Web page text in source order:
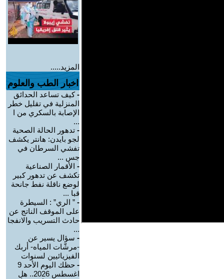
المزيد.....
اخبار الطب والعلوم
-كيف تساعد الحدائق
المنزلية في تقليل خطر
الإصابة بالسكري من ا
...
- تدهور الحالة الصحية
لجو بايدن: هانتر يكشف
تفشي السرطان في
جس ...
- الأقمار الصناعية
تكشف عن تدهور كبير
لوضع ناقلة نفط جانحة
قبا ...
- ” الري” : السيطرة
على الموقف الناتج عن
حادث التسريب والانفجا
...
- سؤال يسير عن
-مرشّات المياه- أربك
الفيزيائيين لسنوات
-
حظك اليوم الأحد 9
اغسطس 2026.. هل